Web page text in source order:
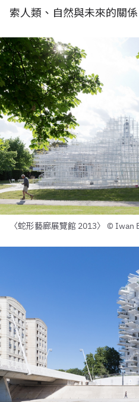
索人類、自然與未來的關係
〈蛇形藝廊展覽館 2013〉 © Iwan